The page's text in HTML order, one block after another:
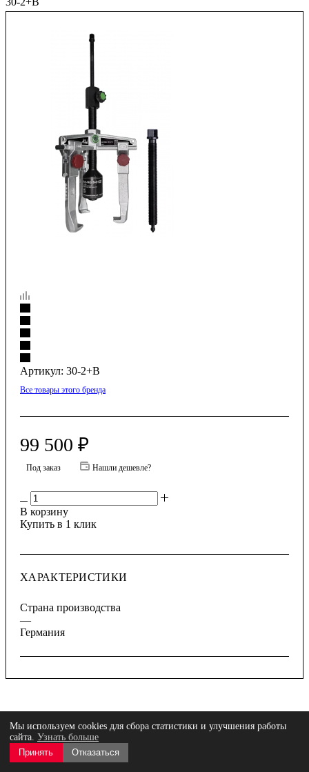
Артикул: 30-2+B
Все товары этого бренда
99 500 ₽
Под заказ Нашли дешевле?
В корзину
Купить в 1 клик
ХАРАКТЕРИСТИКИ
Страна производства
—
Германия
Отзывы
Запчасти
Оплата
Мы используем cookies для сбора статистики и улучшения работы
сайта. Узнать больше
Принять
Отказаться